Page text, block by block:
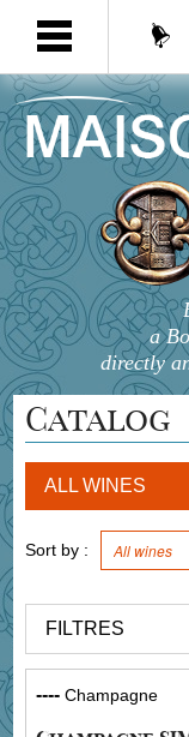
a
directly
Catalog
ALL WINES
Sort by :
FILTRES
---- Champagne